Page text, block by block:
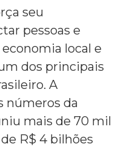
seu
pessoas e
local e
dos principais
A
números da
mais de 70 mil
R$ 4 bilhões